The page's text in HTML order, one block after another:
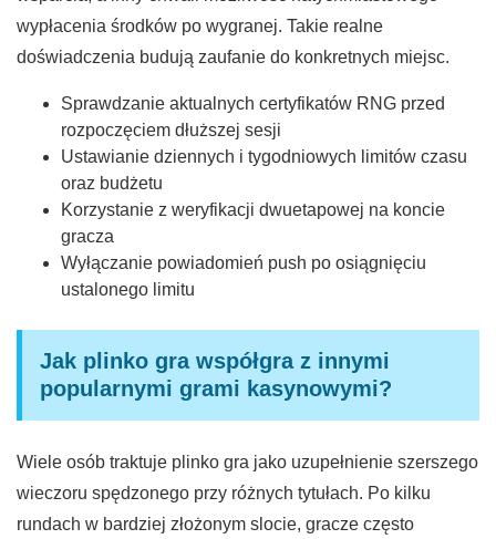
wypłacenia środków po wygranej. Takie realne
doświadczenia budują zaufanie do konkretnych miejsc.
Sprawdzanie aktualnych certyfikatów RNG przed
rozpoczęciem dłuższej sesji
Ustawianie dziennych i tygodniowych limitów czasu
oraz budżetu
Korzystanie z weryfikacji dwuetapowej na koncie
gracza
Wyłączanie powiadomień push po osiągnięciu
ustalonego limitu
Jak plinko gra współgra z innymi
popularnymi grami kasynowymi?
Wiele osób traktuje plinko gra jako uzupełnienie szerszego
wieczoru spędzonego przy różnych tytułach. Po kilku
rundach w bardziej złożonym slocie, gracze często